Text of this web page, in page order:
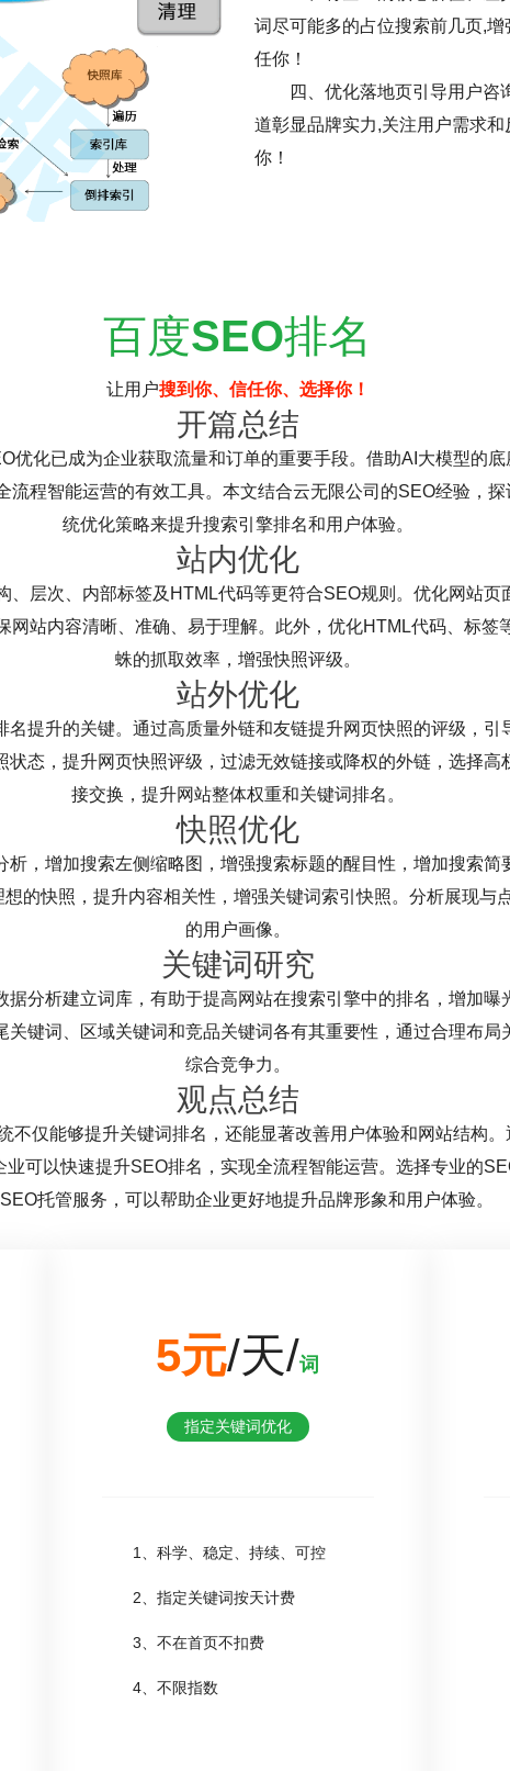
词尽可能多的占位搜索前几页,
任你！
四、优化落地页引导用户咨
道彰显品牌实力,关注用户需求
你！
百度SEO排名
让用户搜到你、信任你、选择你！
开篇总结
优化已成为企业获取流量和订单的重要手段。借助AI大模型的
流程智能运营的有效工具。本文结合云无限公司的SEO经验，
统优化策略来提升搜索引擎排名和用户体验。
站内优化
、层次、内部标签及HTML代码等更符合SEO规则。优化网站页
网站内容清晰、准确、易于理解。此外，优化HTML代码、标签
蛛的抓取效率，增强快照评级。
站外优化
名提升的关键。通过高质量外链和友链提升网页快照的评级，引
状态，提升网页快照评级，过滤无效链接或降权的外链，选择高
接交换，提升网站整体权重和关键词排名。
快照优化
析，增加搜索左侧缩略图，增强搜索标题的醒目性，增加搜索简
的快照，提升内容相关性，增强关键词索引快照。分析展现与
的用户画像。
关键词研究
据分析建立词库，有助于提高网站在搜索引擎中的排名，增加曝
关键词、区域关键词和竞品关键词各有其重要性，通过合理布局
综合竞争力。
观点总结
不仅能够提升关键词排名，还能显著改善用户体验和网站结构
业可以快速提升SEO排名，实现全流程智能运营。选择专业的
托管服务，可以帮助企业更好地提升品牌形象和用户体验。
5元/天/词
指定关键词优化
1、科学、稳定、持续、可控
2、指定关键词按天计费
3、不在首页不扣费
4、不限指数